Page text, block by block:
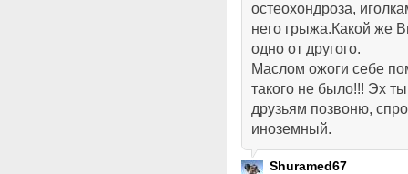
остеохондроза,
него грыжа.Какой же
одно от другого.
Маслом ожоги себе
такого не было!!! Эх
друзьям позвоню,
иноземный.
Shuramed67